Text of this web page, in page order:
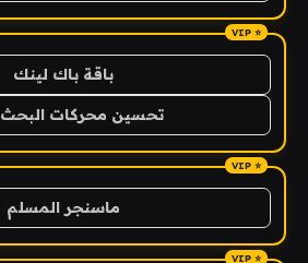
باقة باك لينك
تحسين محركات البحث SEO
ماسنجر المسلم